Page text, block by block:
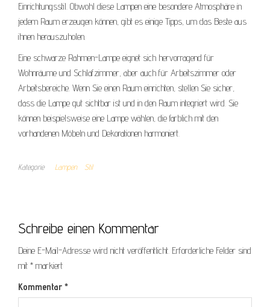
Einrichtungsstil. Obwohl diese Lampen eine besondere Atmosphäre in
jedem Raum erzeugen können, gibt es einige Tipps, um das Beste aus
ihnen herauszuholen.
Eine schwarze Rahmen-Lampe eignet sich hervorragend für
Wohnräume und Schlafzimmer, aber auch für Arbeitszimmer oder
Arbeitsbereiche. Wenn Sie einen Raum einrichten, stellen Sie sicher,
dass die Lampe gut sichtbar ist und in den Raum integriert wird. Sie
können beispielsweise eine Lampe wählen, die farblich mit den
vorhandenen Möbeln und Dekorationen harmoniert.
Kategorie Lampen Stil
Schreibe einen Kommentar
Deine E-Mail-Adresse wird nicht veröffentlicht. Erforderliche Felder sind
mit * markiert
Kommentar *